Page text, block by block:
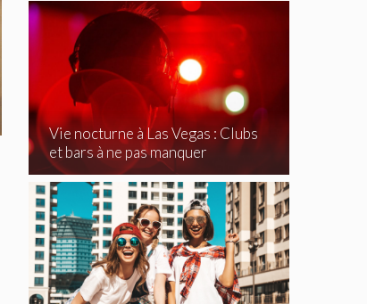
Vie nocturne à Las Vegas : Clubs
et bars à ne pas manquer